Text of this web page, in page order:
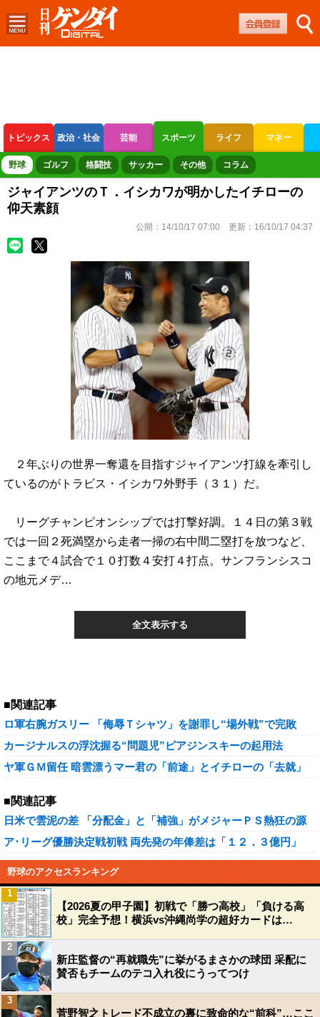
トピックス 政治・社会 芸能 スポーツ ライフ マネー
ボートレース 競輪 オートレース
野球 ゴルフ 格闘技 サッカー その他 コラム
ジャイアンツのＴ．イシカワが明かしたイチローの
仰天素顔
公開： 14/10/17 07:00 更新： 16/10/17 04:37
２年ぶりの世界一奪還を目指すジャイアンツ打線を牽引し
ているのがトラビス・イシカワ外野手（３１）だ。
リーグチャンピオンシップでは打撃好調。１４日の第３戦
では一回２死満塁から走者一掃の右中間二塁打を放つなど、
ここまで４試合で１０打数４安打４打点。サンフランシスコ
の地元メデ…
全文表示する
■関連記事
ロ軍右腕ガスリー 「侮辱Ｔシャツ」を謝罪し“場外戦”で完敗
カージナルスの浮沈握る“問題児”ピアジンスキーの起用法
ヤ軍ＧＭ留任 暗雲漂うマー君の「前途」とイチローの「去就」
■関連記事
日米で雲泥の差 「分配金」と「補強」がメジャーＰＳ熱狂の源
ア･リーグ優勝決定戦初戦 両先発の年俸差は「１２．３億円」
野球のアクセスランキング
【2026夏の甲子園】初戦で「勝つ高校」「負ける高
校」完全予想！横浜vs沖縄尚学の超好カードは…
1
新庄監督の“再就職先”に挙がるまさかの球団 采配に
賛否もチームのテコ入れ役にうってつけ
2
菅野智之トレード不成立の裏に致命的な“前科”…ここ
3